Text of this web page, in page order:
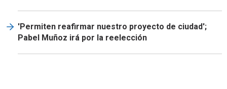
'Permiten reafirmar nuestro proyecto de ciudad';
Pabel Muñoz irá por la reelección